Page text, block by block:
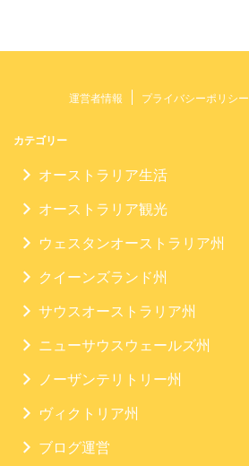
運営者情報 プライバシーポリシー
カテゴリー
オーストラリア生活
オーストラリア観光
ウェスタンオーストラリア州
クイーンズランド州
サウスオーストラリア州
ニューサウスウェールズ州
ノーザンテリトリー州
ヴィクトリア州
ブログ運営